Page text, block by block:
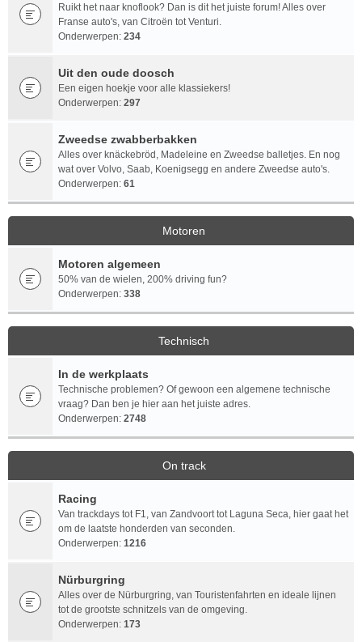
Ruikt het naar knoflook? Dan is dit het juiste forum! Alles over
Franse auto's, van Citroën tot Venturi.
Onderwerpen: 234
Uit den oude doosch
Een eigen hoekje voor alle klassiekers!
Onderwerpen: 297
Zweedse zwabberbakken
Alles over knäckebröd, Madeleine en Zweedse balletjes. En nog
wat over Volvo, Saab, Koenigsegg en andere Zweedse auto's.
Onderwerpen: 61
Motoren
Motoren algemeen
50% van de wielen, 200% driving fun?
Onderwerpen: 338
Technisch
In de werkplaats
Technische problemen? Of gewoon een algemene technische
vraag? Dan ben je hier aan het juiste adres.
Onderwerpen: 2748
On track
Racing
Van trackdays tot F1, van Zandvoort tot Laguna Seca, hier gaat het
om de laatste honderden van seconden.
Onderwerpen: 1216
Nürburgring
Alles over de Nürburgring, van Touristenfahrten en ideale lijnen
tot de grootste schnitzels van de omgeving.
Onderwerpen: 173